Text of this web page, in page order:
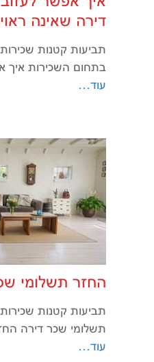
דירה שאינה
תביעות קטנות
בתחום השכירות איך
עוד…
החזר תשלומי
תביעות קטנות
תשלומי שכר דירה
עוד…